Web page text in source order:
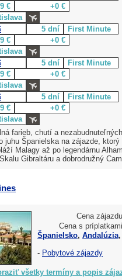
€
+0 €
5 dní
First Minute
€
+0 €
5 dní
First Minute
€
+0 €
5 dní
First Minute
€
+0 €
farieb, chutí a
juhu Španielska na zájazde, ktorý
Malagy až po legendárnu
Gibraltáru a dobrodružný
Cena
Cena s
Španielsko, Andalúzia,
- Pobytové zájazdy
všetky termíny a popis